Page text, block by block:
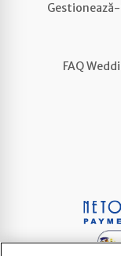
FAQ